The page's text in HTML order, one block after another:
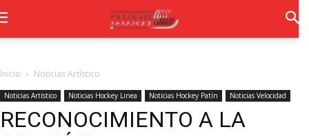
Inicio Noticias Artístico
Noticias Artístico Noticias Hockey Linea Noticias Hockey Patín Noticias Velocidad
RECONOCIMIENTO A LA